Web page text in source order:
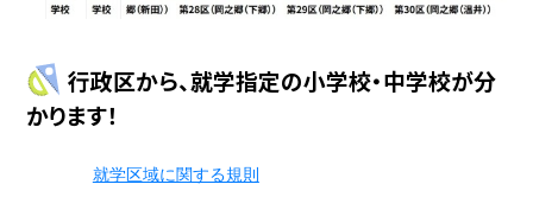
行政区から、就学指定の小学校・中学校が分
かります！
就学区域に関する規則